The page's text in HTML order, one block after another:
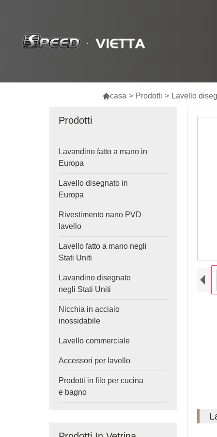
casa > Prodotti > Lavello
Prodotti
Lavandino fatto a mano in
Europa
Lavello disegnato in
Europa
Rivestimento nano PVD
lavello
Lavello fatto a mano negli
Stati Uniti
Lavandino disegnato
negli Stati Uniti
Nicchia in acciaio
inossidabile
Lavello commerciale
Accessori per lavello
Prodotti in filo per cucina
e bagno